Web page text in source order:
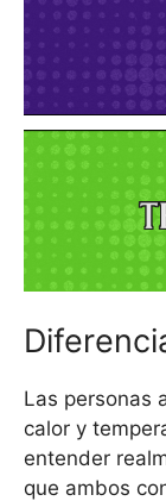
Las personas
calor y
entender
que ambos